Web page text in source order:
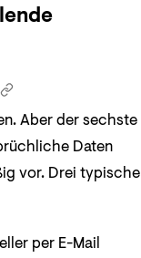
Aber der sechste
Daten
vor. Drei typische
per E-Mail